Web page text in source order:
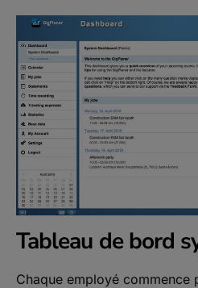
Tableau de bord
Chaque employé commence